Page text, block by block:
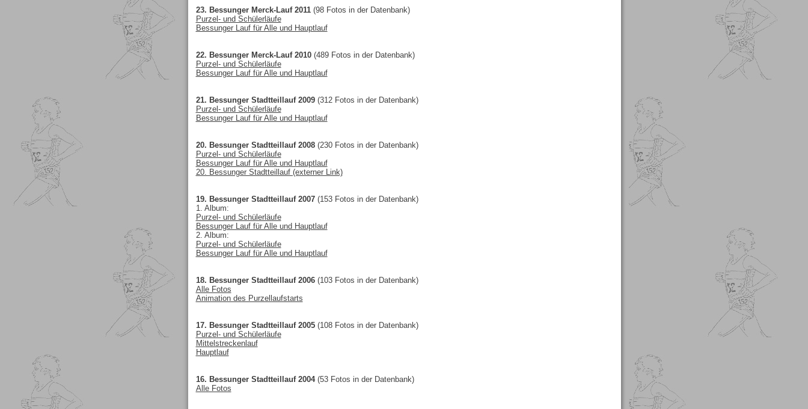
23. Bessunger Merck-Lauf 2011(98 Fotos in der Datenbank)
Purzel- und Schülerläufe
Bessunger Lauf für Alle und Hauptlauf
22. Bessunger Merck-Lauf 2010(489 Fotos in der Datenbank)
Purzel- und Schülerläufe
Bessunger Lauf für Alle und Hauptlauf
21. Bessunger Stadtteillauf 2009(312 Fotos in der Datenbank)
Purzel- und Schülerläufe
Bessunger Lauf für Alle und Hauptlauf
20. Bessunger Stadtteillauf 2008(230 Fotos in der Datenbank)
Purzel- und Schülerläufe
Bessunger Lauf für Alle und Hauptlauf
20. Bessunger Stadtteillauf (externer Link)
19. Bessunger Stadtteillauf 2007(153 Fotos in der Datenbank)
1. Album:
Purzel- und Schülerläufe
Bessunger Lauf für Alle und Hauptlauf
2. Album:
Purzel- und Schülerläufe
Bessunger Lauf für Alle und Hauptlauf
18. Bessunger Stadtteillauf 2006(103 Fotos in der Datenbank)
Alle Fotos
Animation des Purzellaufstarts
17. Bessunger Stadtteillauf 2005(108 Fotos in der Datenbank)
Purzel- und Schülerläufe
Mittelstreckenlauf
Hauptlauf
16. Bessunger Stadtteillauf 2004(53 Fotos in der Datenbank)
Alle Fotos